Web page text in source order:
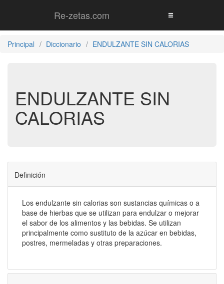
Re-zetas.com
Principal Diccionario ENDULZANTE SIN CALORIAS
ENDULZANTE SIN
CALORIAS
Definición
Los endulzante sin calorias son sustancias químicas o a
base de hierbas que se utilizan para endulzar o mejorar
el sabor de los alimentos y las bebidas. Se utilizan
principalmente como sustituto de la azúcar en bebidas,
postres, mermeladas y otras preparaciones.